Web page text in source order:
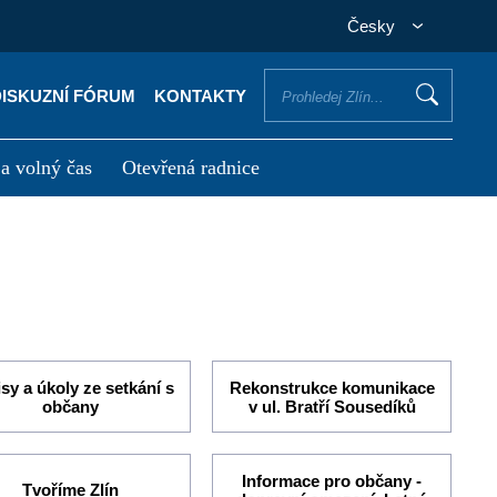
Česky
FÓRUM KONTAKTY
volný čas Otevřená radnice
a úkoly ze setkání s
občany
Rekonstrukce komunikace
v ul. Bratří Sousedíků
Tvoříme Zlín
Informace pro občany -